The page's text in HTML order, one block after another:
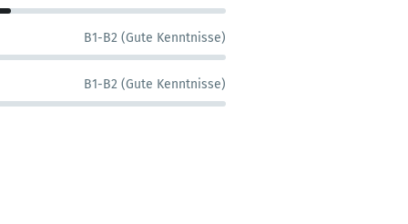
B1-B2 (Gute Kenntnisse)
B1-B2 (Gute Kenntnisse)